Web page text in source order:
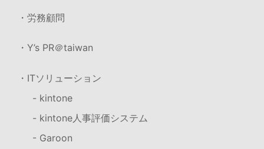
・労務顧問
・Y’s PR＠taiwan
・ITソリューション
- kintone
- kintone人事評価システム
- Garoon